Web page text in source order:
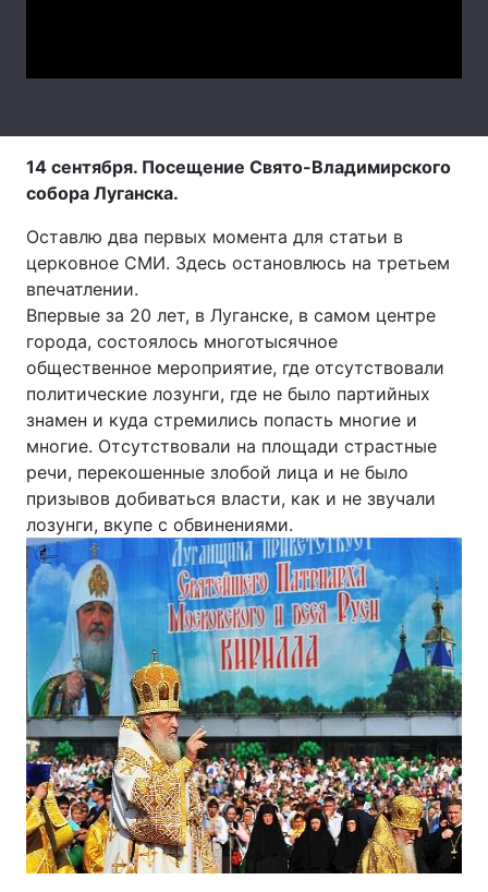
14 сентября. Посещение Свято-Владимирского
собора Луганска.
Оставлю два первых момента для статьи в
церковное СМИ. Здесь остановлюсь на третьем
впечатлении.
Впервые за 20 лет, в Луганске, в самом центре
города, состоялось многотысячное
общественное мероприятие, где отсутствовали
политические лозунги, где не было партийных
знамен и куда стремились попасть многие и
многие. Отсутствовали на площади страстные
речи, перекошенные злобой лица и не было
призывов добиваться власти, как и не звучали
лозунги, вкупе с обвинениями.